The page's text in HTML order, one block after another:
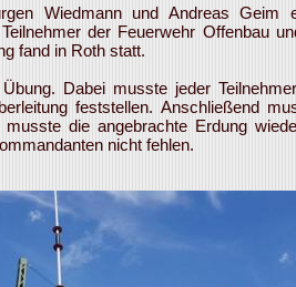
Wiedmann und Andreas Geim
der Feuerwehr Offenbau
fand in Roth statt.
Dabei musste jeder
feststellen. Anschließend
die angebrachte Erdung
nicht fehlen.